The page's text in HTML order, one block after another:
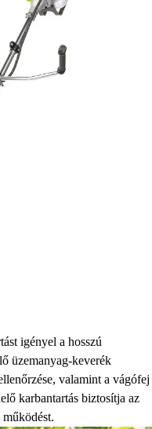
igényel a hosszú
üzemanyag-keverék
valamint a vágófej
karbantartás biztosítja az